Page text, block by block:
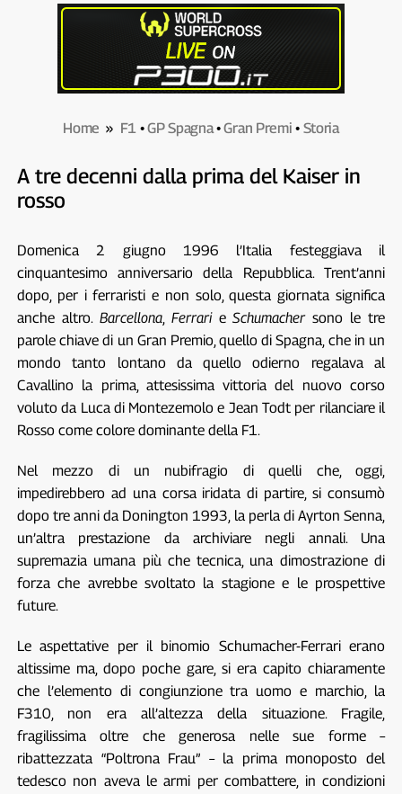
Home » F1•GP Spagna•Gran Premi • Storia
A tre decenni dalla prima del Kaiser in
rosso
Domenica 2 giugno 1996 l’Italia festeggiava il
cinquantesimo anniversario della Repubblica. Trent’anni
dopo, per i ferraristi e non solo, questa giornata significa
anche altro. Barcellona, FerrarieSchumachersono le tre
parole chiave di un Gran Premio, quello di Spagna, che in un
mondo tanto lontano da quello odierno regalava al
Cavallino la prima, attesissima vittoria del nuovo corso
voluto da Luca di Montezemolo e Jean Todt per rilanciare il
Rosso come colore dominante della F1.
Nel mezzo di un nubifragio di quelli che, oggi,
impedirebbero ad una corsa iridata di partire, si consumò
dopo tre anni da Donington 1993, la perla di Ayrton Senna,
un’altra prestazione da archiviare negli annali. Una
supremazia umana più che tecnica, una dimostrazione di
forza che avrebbe svoltato la stagione e le prospettive
future.
Le aspettative per il binomio Schumacher-Ferrari erano
altissime ma, dopo poche gare, si era capito chiaramente
che l’elemento di congiunzione tra uomo e marchio, la
F310, non era all’altezza della situazione. Fragile,
fragilissima oltre che generosa nelle sue forme –
ribattezzata “Poltrona Frau” – la prima monoposto del
tedesco non aveva le armi per combattere, in condizioni